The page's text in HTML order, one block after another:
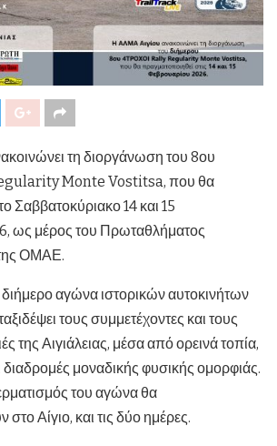
τη διοργάνωση του 8ου
Monte Vostitsa, που θα
Σαββατοκύριακο 14 και 15
ως μέρος του Πρωταθλήματος
ΟΜΑΕ.
διήμερο αγώνα ιστορικών αυτοκινήτων
τους συμμετέχοντες και τους
της Αιγιάλειας, μέσα από ορεινά τοπία,
διαδρομές μοναδικής φυσικής ομορφιάς.
του αγώνα θα
Αίγιο, και τις δύο ημέρες.